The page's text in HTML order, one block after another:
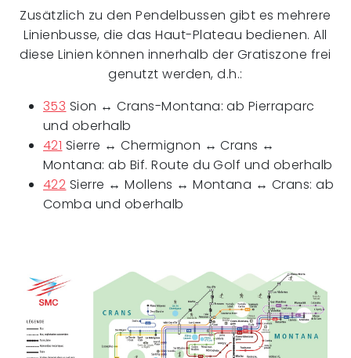
Zusätzlich zu den Pendelbussen gibt es mehrere
Linienbusse, die das Haut-Plateau bedienen. All
diese Linien können innerhalb der Gratiszone frei
genutzt werden, d.h.:
353 Sion ↔ Crans-Montana: ab Pierraparc
und oberhalb
421 Sierre ↔ Chermignon ↔ Crans ↔
Montana: ab Bif. Route du Golf und oberhalb
422 Sierre ↔ Mollens ↔ Montana ↔ Crans: ab
Comba und oberhalb